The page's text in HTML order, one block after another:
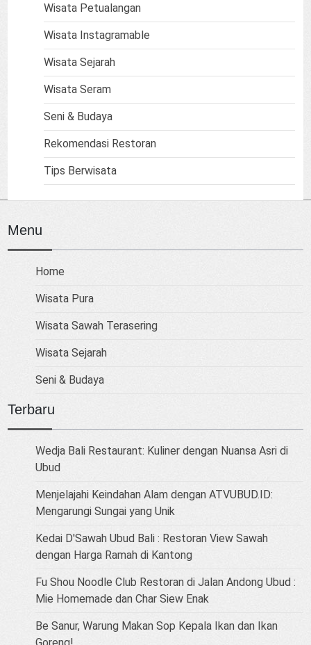
Wisata Petualangan
Wisata Instagramable
Wisata Sejarah
Wisata Seram
Seni & Budaya
Rekomendasi Restoran
Tips Berwisata
Menu
Home
Wisata Pura
Wisata Sawah Terasering
Wisata Sejarah
Seni & Budaya
Terbaru
Wedja Bali Restaurant: Kuliner dengan Nuansa Asri di
Ubud
Menjelajahi Keindahan Alam dengan ATVUBUD.ID:
Mengarungi Sungai yang Unik
Kedai D'Sawah Ubud Bali : Restoran View Sawah
dengan Harga Ramah di Kantong
Fu Shou Noodle Club Restoran di Jalan Andong Ubud :
Mie Homemade dan Char Siew Enak
Be Sanur, Warung Makan Sop Kepala Ikan dan Ikan